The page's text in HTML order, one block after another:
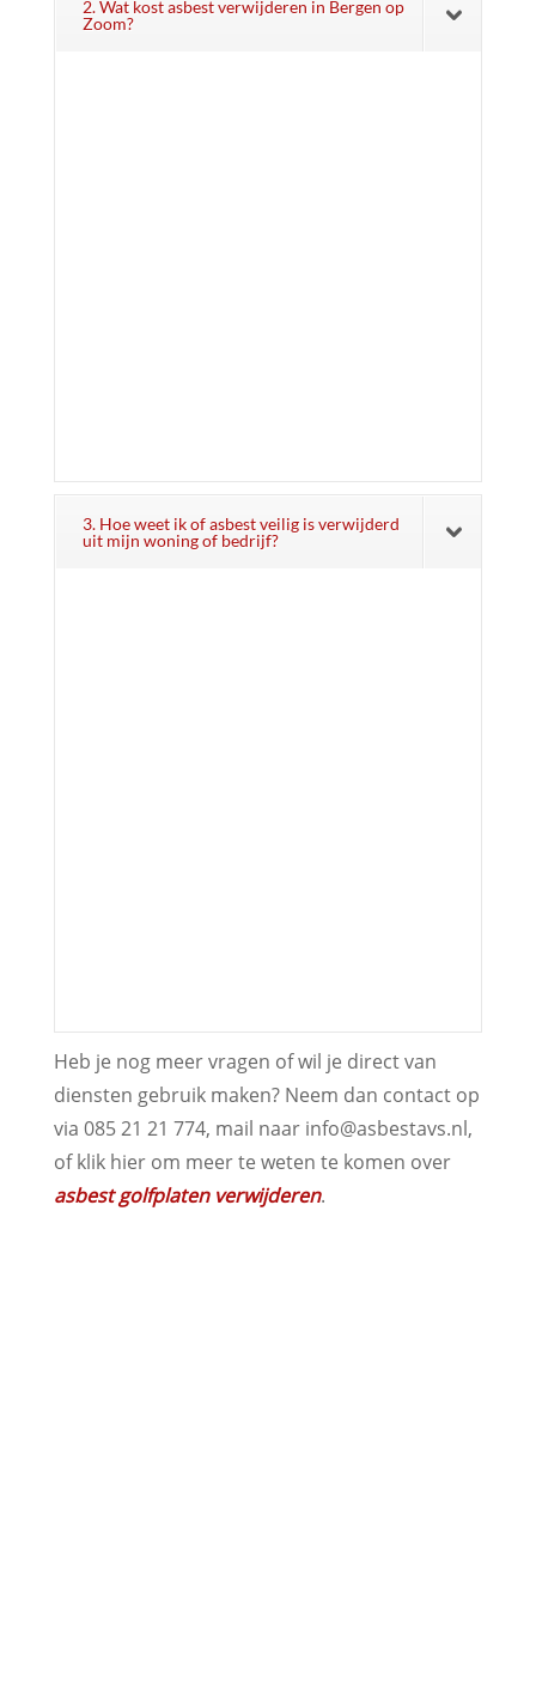
2. Wat kost asbest verwijderen in Bergen op
Zoom?
3. Hoe weet ik of asbest veilig is verwijderd
uit mijn woning of bedrijf?
Heb je nog meer vragen of wil je direct van
diensten gebruik maken? Neem dan contact op
via 085 21 21 774, mail naar info@asbestavs.nl,
of klik hier om meer te weten te komen over
asbest golfplaten verwijderen.